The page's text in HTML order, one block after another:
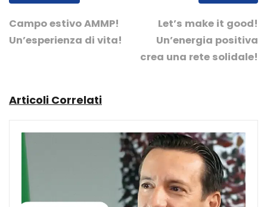
Campo estivo AMMP!
Un’esperienza di vita!
Let’s make it good!
Un’energia positiva
crea una rete solidale!
Articoli Correlati